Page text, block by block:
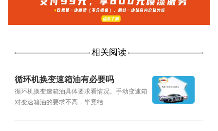
相关阅读
循环机换变速箱油有必要吗
循环机换变速箱油具体要求看情况。手动变速箱
对变速箱油的要求不高，毕竟结...